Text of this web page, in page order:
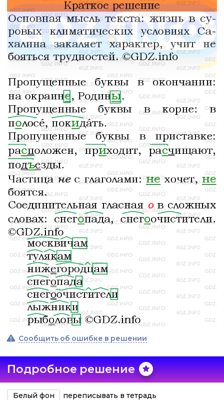
Сообщить об ошибке в решении
Подробное решение
Белый фон
переписывать в тетрадь